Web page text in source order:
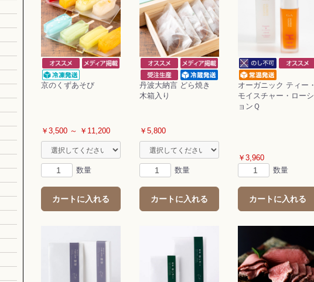
京のくずあそび
￥3,500 ～ ￥11,200
数量
カートに入れる
丹波大納言 どら焼き
木箱入り
￥5,800
数量
カートに入れる
オーガニック ティー・
モイスチャー・ローシ
ョンＱ
￥3,960
数量
カートに入れる
お買い物を続ける カートへ進む